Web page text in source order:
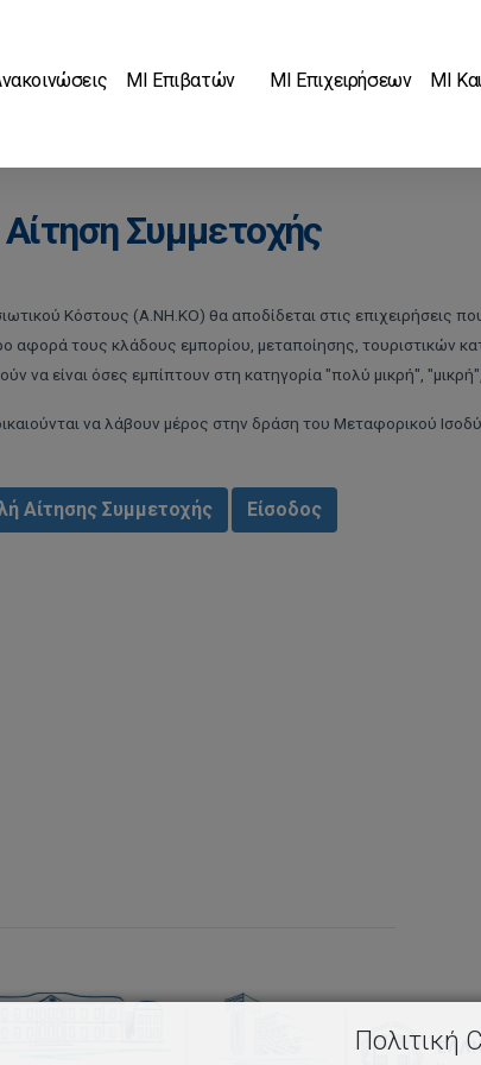
MI Επιβατών ΜΙ Επιχειρήσεων ΜΙ
Συμμετοχής
Κόστους (Α.ΝΗ.ΚΟ) θα αποδίδεται στις επιχειρήσεις
αφορά τους κλάδους εμπορίου, μεταποίησης, τουριστικών
να είναι όσες εμπίπτουν στη κατηγορία "πολύ μικρή",
να λάβουν μέρος στην δράση του Μεταφορικού
Αίτησης Συμμετοχής Είσοδος
Πολιτική